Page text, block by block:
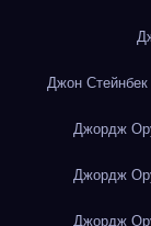
Джон
Джордж
Джордж
Джордж